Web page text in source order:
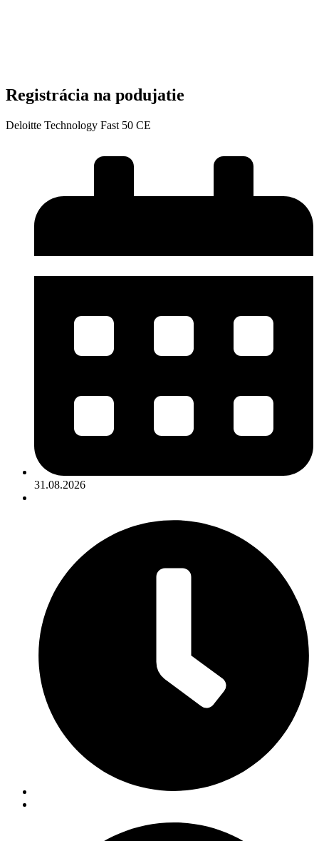
Registrácia na podujatie
Deloitte Technology Fast 50 CE
31.08.2026